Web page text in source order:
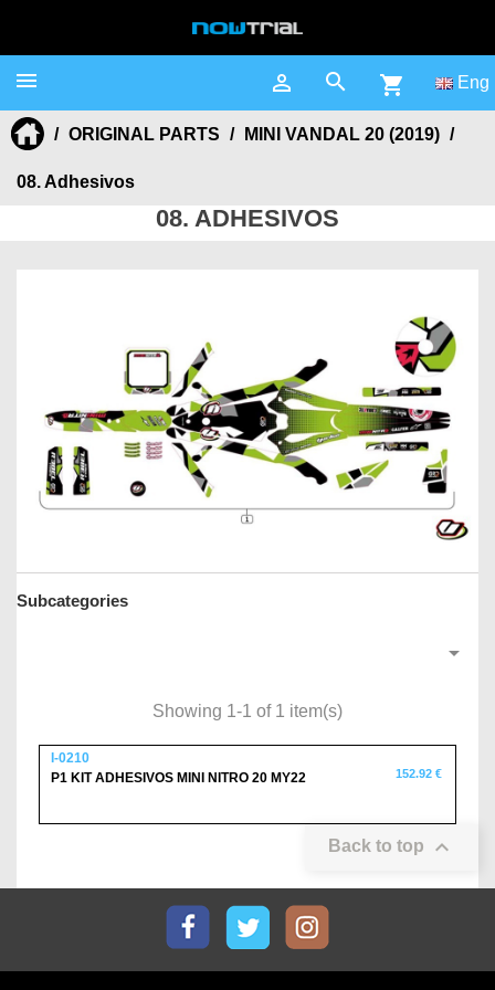
 Eng
shopping_cart


ORIGINAL PARTS MINI VANDAL 20 (2019)
08. Adhesivos
08. ADHESIVOS
Subcategories

Showing 1-1 of 1 item(s)
I-0210
P1 KIT ADHESIVOS MINI NITRO 20 MY22
152.92 €
Back to top 
FacebookTwitter